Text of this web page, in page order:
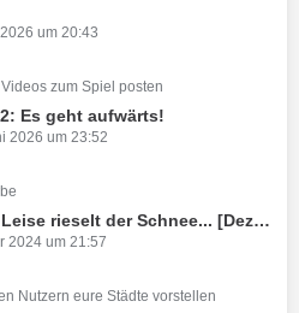
um 20:43
zum Spiel posten
Es geht aufwärts!
2026 um 23:52
der Schnee... [Dezember 2023 & Januar 2024]
2024 um 21:57
Nutzern eure Städte vorstellen